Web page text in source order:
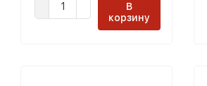
В
корзину